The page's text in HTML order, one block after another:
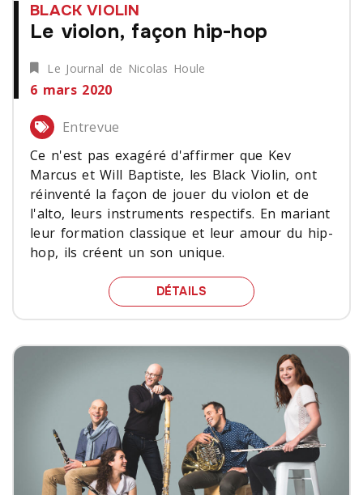
BLACK VIOLIN
Le violon, façon hip-hop
Le Journal de Nicolas Houle
6 mars 2020
Entrevue
Ce n'est pas exagéré d'affirmer que Kev
Marcus et Will Baptiste, les Black Violin, ont
réinventé la façon de jouer du violon et de
l'alto, leurs instruments respectifs. En mariant
leur formation classique et leur amour du hip-
hop, ils créent un son unique.
DÉTAILS LE VIOLON, FAÇON HIP-